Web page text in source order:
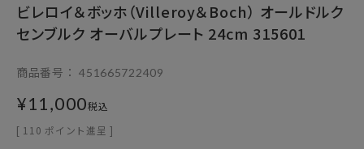
ビレロイ＆ボッホ（Villeroy＆Boch） オールドルク
センブルク オーバルプレート 24cm 315601
商品番号 451665722409
¥11,000税込
[ 110 ポイント進呈 ]